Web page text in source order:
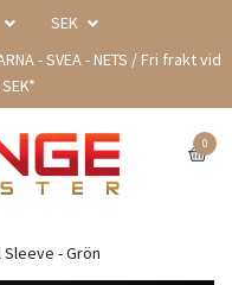
SEK
- SVEA - NETS / Fri frakt vid
0
- Grön